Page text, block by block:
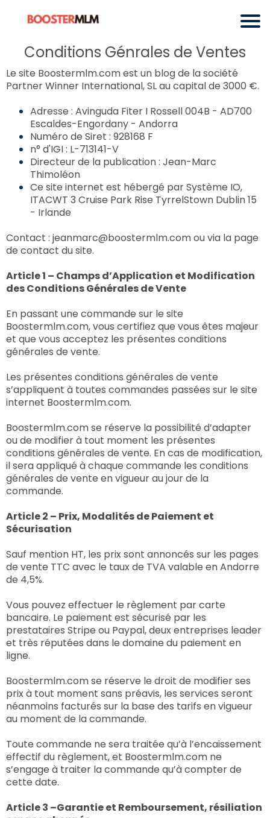
Conditions Génrales de Ventes
Le site Boostermlm.com est un blog de la société
Partner Winner International, SL au capital de 3000 €.
Adresse : Avinguda Fiter I Rossell 004B - AD700
Escaldes-Engordany - Andorra
Numéro de Siret : 928168 F
n° d'IGI : L-713141-V
Directeur de la publication : Jean-Marc
Thimoléon
Ce site internet est hébergé parSystème IO,
ITACWT 3 Cruise Park Rise TyrrelStown Dublin 15
- Irlande
Contact : jeanmarc@boostermlm.com ou via la page
de contact du site.
Article 1 – Champs d’Application et Modification
des Conditions Générales de Vente
En passant une commande sur le site
Boostermlm.com, vous certifiez que vous êtes majeur
et que vous acceptez les présentes conditions
générales de vente.
Les présentes conditions générales de vente
s’appliquent à toutes commandes passées sur le site
internet Boostermlm.com.
Boostermlm.com se réserve la possibilité d’adapter
ou de modifier à tout moment les présentes
conditions générales de vente. En cas de modification,
il sera appliqué à chaque commande les conditions
générales de vente en vigueur au jour de la
commande.
Article 2 – Prix, Modalités de Paiement et
Sécurisation
Sauf mention HT, les prix sont annoncés sur les pages
de vente TTC avec le taux de TVA valable en Andorre
de 4,5%.
Vous pouvez effectuer le règlement par carte
bancaire. Le paiement est sécurisé par les
prestataires Stripe ou Paypal, deux entreprises leader
et très réputées dans le domaine du paiement en
ligne.
Boostermlm.com se réserve le droit de modifier ses
prix à tout moment sans préavis, les services seront
néanmoins facturés sur la base des tarifs en vigueur
au moment de la commande.
Toute commande ne sera traitée qu’à l’encaissement
effectif du règlement, et Boostermlm.com ne
s’engage à traiter la commande qu’à compter de
cette date.
Article 3 –Garantie et Remboursement, résiliation